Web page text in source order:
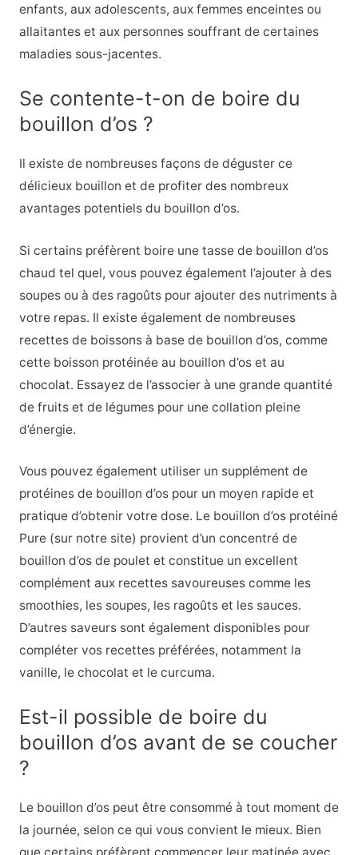
enfants, aux adolescents, aux femmes enceintes ou
allaitantes et aux personnes souffrant de certaines
maladies sous-jacentes.
Se contente-t-on de boire du
bouillon d’os ?
Il existe de nombreuses façons de déguster ce
délicieux bouillon et de profiter des nombreux
avantages potentiels du bouillon d’os.
Si certains préfèrent boire une tasse de bouillon d’os
chaud tel quel, vous pouvez également l’ajouter à des
soupes ou à des ragoûts pour ajouter des nutriments à
votre repas. Il existe également de nombreuses
recettes de boissons à base de bouillon d’os, comme
cette boisson protéinée au bouillon d’os et au
chocolat. Essayez de l’associer à une grande quantité
de fruits et de légumes pour une collation pleine
d’énergie.
Vous pouvez également utiliser un supplément de
protéines de bouillon d’os pour un moyen rapide et
pratique d’obtenir votre dose. Le bouillon d’os protéiné
Pure(sur notre site) provient d’un concentré de
bouillon d’os de poulet et constitue un excellent
complément aux recettes savoureuses comme les
smoothies, les soupes, les ragoûts et les sauces.
D’autres saveurs sont également disponibles pour
compléter vos recettes préférées, notamment la
vanille, le chocolat et le curcuma.
Est-il possible de boire du
bouillon d’os avant de se coucher
?
Le bouillon d’os peut être consommé à tout moment de
la journée, selon ce qui vous convient le mieux. Bien